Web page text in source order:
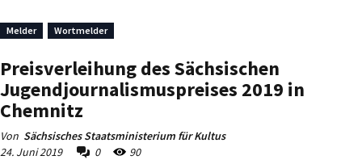
Melder Wortmelder
Preisverleihung des Sächsischen
Jugendjournalismuspreises 2019 in
Chemnitz
Von Sächsisches Staatsministerium für Kultus
24. Juni 2019
0 90